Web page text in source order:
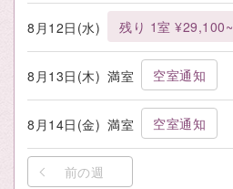
8月12日(水) 残り 1室 ¥29,100~
8月13日(木) 満室 空室通知
8月14日(金) 満室 空室通知
前の週